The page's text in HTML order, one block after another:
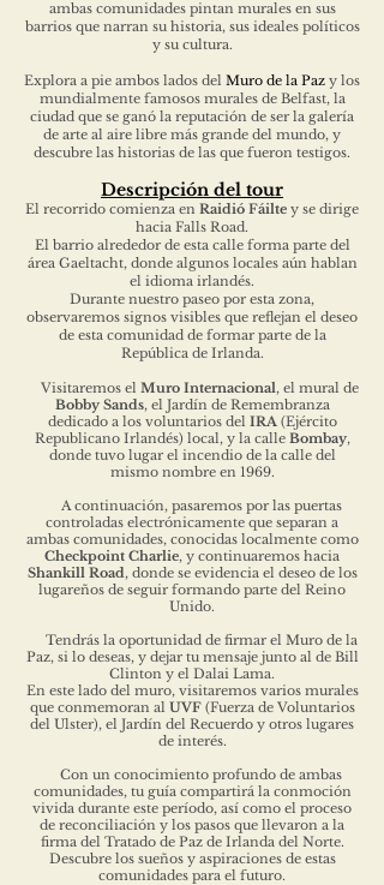
ambas comunidades pintan murales en sus
barrios que narran su historia, sus ideales políticos
y su cultura.
Explora a pie ambos lados del Muro de la Paz y los
mundialmente famosos murales de Belfast, la
ciudad que se ganó la reputación de ser la galería
de arte al aire libre más grande del mundo, y
descubre las historias de las que fueron testigos.
Descripción del tour
El recorrido comienza en Raidió Fáilte y se dirige
hacia Falls Road.
El barrio alrededor de esta calle forma parte del
área Gaeltacht, donde algunos locales aún hablan
el idioma irlandés.
Durante nuestro paseo por esta zona,
observaremos signos visibles que reflejan el deseo
de esta comunidad de formar parte de la
República de Irlanda.
Visitaremos el Muro Internacional, el mural de
Bobby Sands, el Jardín de Remembranza
dedicado a los voluntarios del IRA(Ejército
Republicano Irlandés) local, y la calle Bombay,
donde tuvo lugar el incendio de la calle del
mismo nombre en 1969.
A continuación, pasaremos por las puertas
controladas electrónicamente que separan a
ambas comunidades, conocidas localmente como
Checkpoint Charlie, y continuaremos hacia
Shankill Road, donde se evidencia el deseo de los
lugareños de seguir formando parte del Reino
Unido.
Tendrás la oportunidad de firmar el Muro de la
Paz, si lo deseas, y dejar tu mensaje junto al de Bill
Clinton y el Dalai Lama.
En este lado del muro, visitaremos varios murales
que conmemoran al UVF (Fuerza de Voluntarios
del Ulster), el Jardín del Recuerdo y otros lugares
de interés.
Con un conocimiento profundo de ambas
comunidades, tu guía compartirá la conmoción
vivida durante este período, así como el proceso
de reconciliación y los pasos que llevaron a la
firma del Tratado de Paz de Irlanda del Norte.
Descubre los sueños y aspiraciones de estas
comunidades para el futuro.